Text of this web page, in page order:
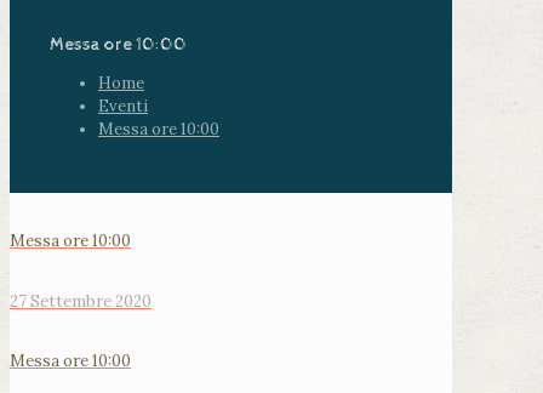
Messa ore 10:00
Home
Eventi
Messa ore 10:00
Messa ore 10:00
27 Settembre 2020
Messa ore 10:00